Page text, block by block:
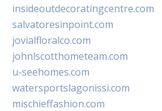
insideoutdecoratingcentre.com
salvatoresinpoint.com
jovialfloralco.com
johnlscotthometeam.com
u-seehomes.com
watersportslagonissi.com
mischieffashion.com